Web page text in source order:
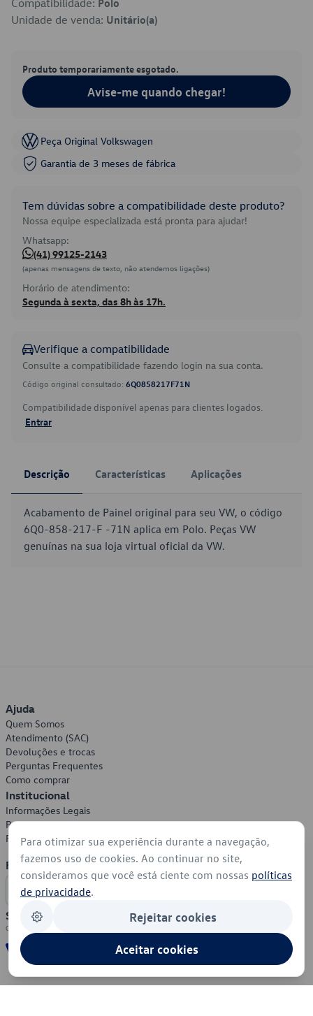
Compatibilidade: Polo
Unidade de venda: Unitário(a)
Produto temporariamente esgotado.
Avise-me quando chegar!
Peça Original Volkswagen
Garantia de 3 meses de fábrica
Tem dúvidas sobre a compatibilidade deste produto?
Nossa equipe especializada está pronta para ajudar!
Whatsapp:
(41) 99125-2143
(apenas mensagens de texto, não atendemos ligações)
Horário de atendimento:
Segunda à sexta, das 8h às 17h.
Verifique a compatibilidade
Consulte a compatibilidade fazendo login na sua conta.
Código original consultado: 6Q0858217F71N
Compatibilidade disponível apenas para clientes logados.
Entrar
Descrição Características Aplicações
Acabamento de Painel original para seu VW, o código
6Q0-858-217-F -71N aplica em Polo. Peças VW
genuínas na sua loja virtual oficial da VW.
Ajuda
Quem Somos
Atendimento (SAC)
Devoluções e trocas
Perguntas Frequentes
Como comprar
Institucional
Informações Legais
Política de Privacidade
Política de Cookies
Formas de Pagamento
Segurança
Para otimizar sua experiência durante a navegação,
fazemos uso de cookies. Ao continuar no site,
consideramos que você está ciente com nossas políticas
de privacidade.
Rejeitar cookies
Aceitar cookies